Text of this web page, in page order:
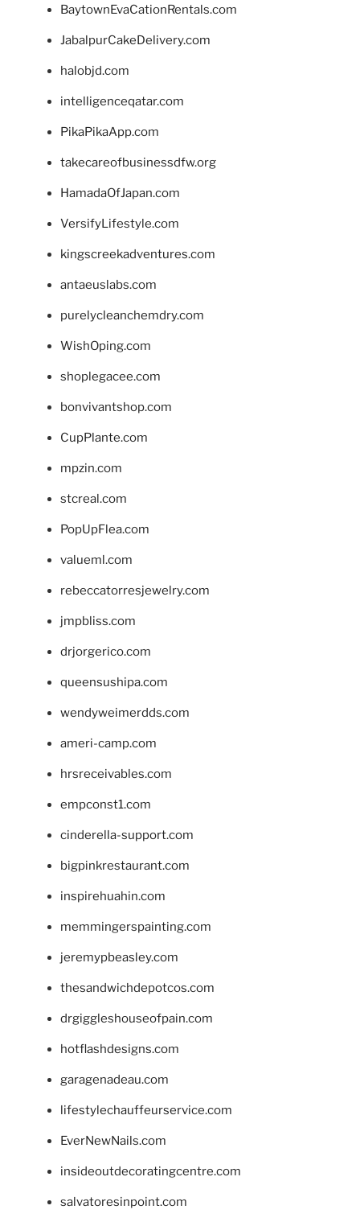
BaytownEvaCationRentals.com
JabalpurCakeDelivery.com
halobjd.com
intelligenceqatar.com
PikaPikaApp.com
takecareofbusinessdfw.org
HamadaOfJapan.com
VersifyLifestyle.com
kingscreekadventures.com
antaeuslabs.com
purelycleanchemdry.com
WishOping.com
shoplegacee.com
bonvivantshop.com
CupPlante.com
mpzin.com
stcreal.com
PopUpFlea.com
valueml.com
rebeccatorresjewelry.com
jmpbliss.com
drjorgerico.com
queensushipa.com
wendyweimerdds.com
ameri-camp.com
hrsreceivables.com
empconst1.com
cinderella-support.com
bigpinkrestaurant.com
inspirehuahin.com
memmingerspainting.com
jeremypbeasley.com
thesandwichdepotcos.com
drgiggleshouseofpain.com
hotflashdesigns.com
garagenadeau.com
lifestylechauffeurservice.com
EverNewNails.com
insideoutdecoratingcentre.com
salvatoresinpoint.com